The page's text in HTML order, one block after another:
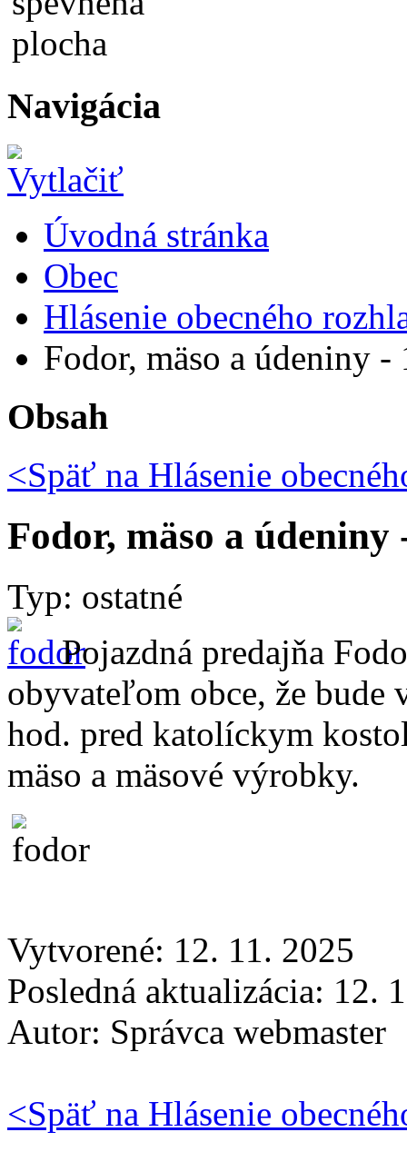
Navigácia
Úvodná stránka
Obec
Hlásenie obecného
Fodor, mäso a údeniny -
Obsah
<Späť na Hlásenie
Fodor, mäso a údeniny
Typ: ostatné
Pojazdná predajňa
obyvateľom obce, že
hod. pred katolíckym
mäso a mäsové výrobky.
Vytvorené: 12. 11. 2025
Posledná aktualizácia: 12.
Autor: Správca webmaster
<Späť na Hlásenie